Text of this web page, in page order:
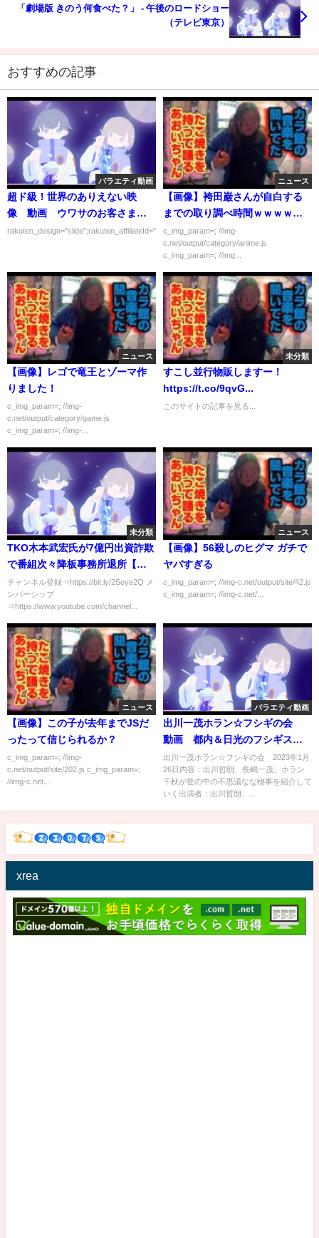
「劇場版 きのう何食べた？」 - 午後のロードショー
（テレビ東京）
おすすめの記事
バラエティ動画
超ド級！世界のありえない映
像 動画 ウワサのお客さまコ
ラボＳＰ 3月3日
rakuten_design="slide";rakuten_affiliateId="00ed0224.63...
ニュース
【画像】袴田巌さんが自白する
までの取り調べ時間ｗｗｗｗｗ
ｗｗ
c_img_param=; //img-
c.net/output/category/anime.js
c_img_param=; //img...
ニュース
【画像】レゴで竜王とゾーマ作
りました！
c_img_param=; //img-
c.net/output/category/game.js
c_img_param=; //img-...
未分類
すこし並行物販しますー！
https://t.co/9qvG...
このサイトの記事を見る...
未分類
TKO木本武宏氏が7億円出資詐欺
で番組次々降板事務所退所【カ
ッパえんちょー】
チャンネル登録⇒https://bit.ly/2Soye2Q メ
ンバーシップ
⇒https://www.youtube.com/channel...
ニュース
【画像】56殺しのヒグマ ガチで
ヤバすぎる
c_img_param=; //img-c.net/output/site/42.js
c_img_param=; //img-c.net/...
ニュース
【画像】この子が去年までJSだ
ったって信じられるか？
c_img_param=; //img-
c.net/output/site/202.js c_img_param=;
//img-c.net...
バラエティ動画
出川一茂ホラン☆フシギの会
動画 都内＆日光のフシギスポ
ットを出川が検証 1月26日
出川一茂ホラン☆フシギの会 2023年1月
26日内容：出川哲朗、長嶋一茂、ホラン
千秋が世の中の不思議なな物事を紹介して
いく出演者：出川哲朗、...
xrea